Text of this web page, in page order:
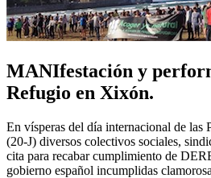
MANIfestación y
Refugio en Xixón.
En vísperas del día internacional de las
(20-J) diversos colectivos sociales,
cita para recabar cumplimiento de
gobierno español incumplidas